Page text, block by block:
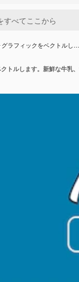
ラフィックをベクトルし…